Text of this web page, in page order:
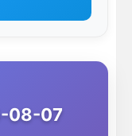
08-07